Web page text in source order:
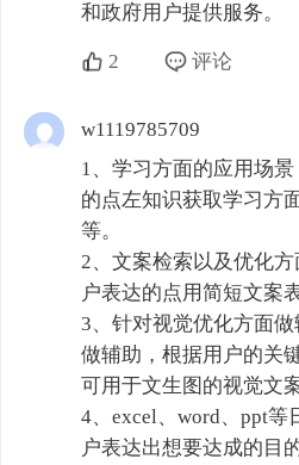
和政府用户提供服务。
2 评论
w1119785709
1、学习方面的应用场
的点左知识获取学习方
等。
2、文案检索以及优化
户表达的点用简短文案
3、针对视觉优化方面
做辅助，根据用户的关
可用于文生图的视觉文案
4、excel、word、ppt等
户表达出想要达成的目